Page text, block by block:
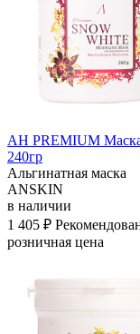
АН PREMIUM Маска
240гр
Альгинатная маска
ANSKIN
в наличии
1 405 ₽
розничная цена